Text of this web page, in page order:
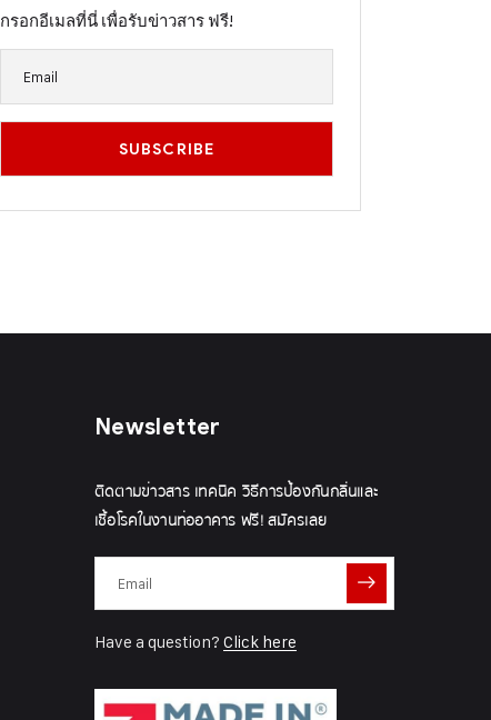
กรอกอีเมลที่นี่ เพื่อรับข่าวสาร ฟรี!
Newsletter
ติดตามข่าวสาร เทคนิค วิธีการป้องกันกลิ่นและ
เชื้อโรคในงานท่ออาคาร ฟรี! สมัครเลย
Have a question? Click here